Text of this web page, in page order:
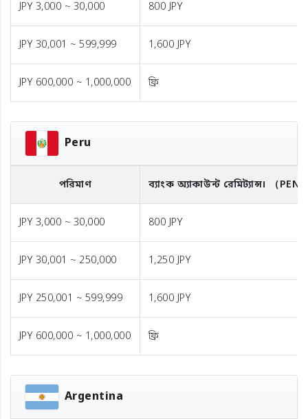
JPY 3,000 ~ 30,000 800 JPY
JPY 30,001 ~ 599,999 1,600 JPY
JPY 600,000 ~ 1,000,000 ফ্রি
Peru
পরিমাণ ব্যাংক অ্যাকাউন্ট রেমিট্যান্স। （PEN
JPY 3,000 ~ 30,000 800 JPY
JPY 30,001 ~ 250,000 1,250 JPY
JPY 250,001 ~ 599,999 1,600 JPY
JPY 600,000 ~ 1,000,000 ফ্রি
Argentina